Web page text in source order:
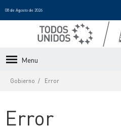
08 de Agosto de 2026
Menu
Gobierno Error
Error